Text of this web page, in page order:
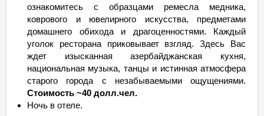
ознакомитесь с образцами ремесла медника,
коврового и ювелирного искусства, предметами
домашнего обихода и драгоценностями. Каждый
уголок ресторана приковывает взгляд. Здесь Вас
ждет изысканная азербайджанская кухня,
национальная музыка, танцы и истинная атмосфера
старого города с незабываемыми ощущениями.
Стоимость ~40 долл.чел.
Ночь в отеле.